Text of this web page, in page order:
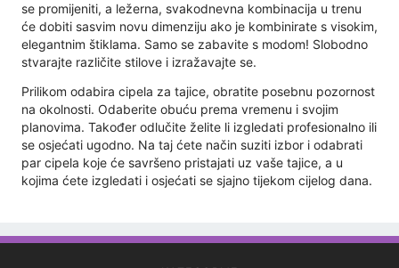
se promijeniti, a ležerna, svakodnevna kombinacija u trenu
će dobiti sasvim novu dimenziju ako je kombinirate s visokim,
elegantnim štiklama. Samo se zabavite s modom! Slobodno
stvarajte različite stilove i izražavajte se.
Prilikom odabira cipela za tajice, obratite posebnu pozornost
na okolnosti. Odaberite obuću prema vremenu i svojim
planovima. Također odlučite želite li izgledati profesionalno ili
se osjećati ugodno. Na taj ćete način suziti izbor i odabrati
par cipela koje će savršeno pristajati uz vaše tajice, a u
kojima ćete izgledati i osjećati se sjajno tijekom cijelog dana.